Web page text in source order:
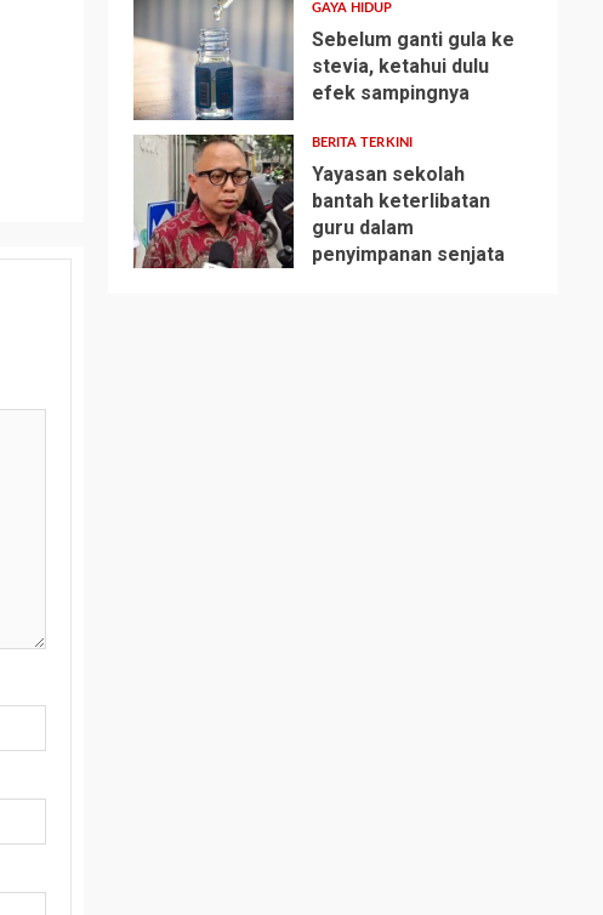
4
GAYA HIDUP
Sebelum ganti gula ke
stevia, ketahui dulu
efek sampingnya
5
BERITA TERKINI
Yayasan sekolah
bantah keterlibatan
guru dalam
penyimpanan senjata